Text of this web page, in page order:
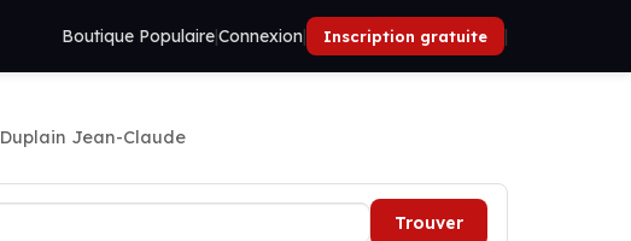
Boutique Populaire|Connexion| Inscription gratuite |
Duplain Jean-Claude
Trouver